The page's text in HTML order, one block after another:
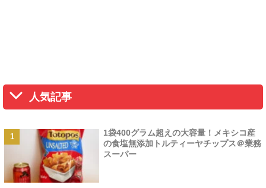
人気記事
1袋400グラム超えの大容量！メキシコ産
の食塩無添加トルティーヤチップス＠業務
スーパー